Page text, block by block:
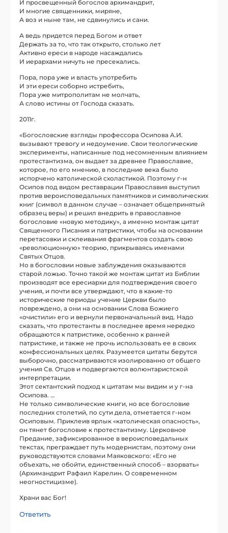
И просвещенный богослов архимандрит,
И многие священники, миряне,
А воз и ныне там, не сдвинулись и сани.
А ведь придется перед Богом и ответ
Держать за то, что так открыто, столько лет
Активно ереси в народе насаждались
И иерархами ничуть не пресекались.
Пора, пора уже и власть употребить
И эти ереси соборно истребить,
Пора уже митрополитам не молчать,
А слово истины от Господа сказать.
2011г.
«Богословские взгляды профессора Осипова А.И.
вызывают тревогу и недоумение. Свои теологические
эксперименты, написанные под несомненным влиянием
протестантизма, он выдает за древнее Православие,
которое, по его мнению, в последние века было
испорчено католической схоластикой. Поэтому г-н
Осипов под видом реставрации Православия выступил
против вероисповедальных памятников и символических
книг (символ в данном случае – означает общепринятый
образец веры) и решил внедрить в православное
богословие «новую методику», а именно монтаж цитат
Священного Писания и патристики, чтобы на основании
перетасовки и склеивания фрагментов создать свою
«революционную» теорию, прикрываясь именами
Святых Отцов.
Но в богословии новые заблуждения оказываются
старой ложью. Точно такой же монтаж цитат из Библии
производят все ересиархи для подтверждения своего
учения, и почти все утверждают, что в какие-то
исторические периоды учение Церкви было
повреждено, а они на основании Слова Божиего
«очистили» его и вернули первоначальный вид. Надо
сказать, что протестанты в последнее время нередко
обращаются к патристике, особенно к ранней
патристике, и также не прочь использовать ее в своих
конфессиональных целях. Разумеется цитаты берутся
выборочно, рассматриваются изолированно от общего
учения Св. Отцов и подвергаются волюнтаристской
интерпретации.
Этот сектантский подход к цитатам мы видим и у г-на
Осипова. …
Не только символические книги, но все богословие
последних столетий, по сути дела, отметается г-ном
Осиповым. Приклеив ярлык «католическая опасность»,
он тянет богословие к протестантизму. Церковное
Предание, зафиксированное в вероисповедальных
текстах, преграждает путь модернистам, поэтому они
руководствуются словами Маяковского: «Его не
объехать, не обойти, единственный способ – взорвать»
(Архимандрит Рафаил Карелин. О современном
неогностицизме).
Храни вас Бог!
Ответить